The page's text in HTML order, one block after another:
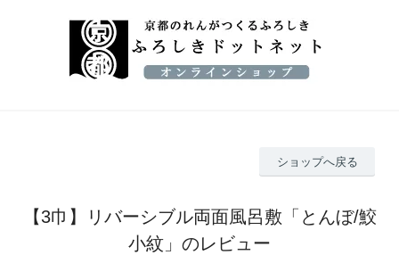
ショップへ戻る
【3巾】リバーシブル両面風呂敷「とんぼ/鮫
小紋」のレビュー